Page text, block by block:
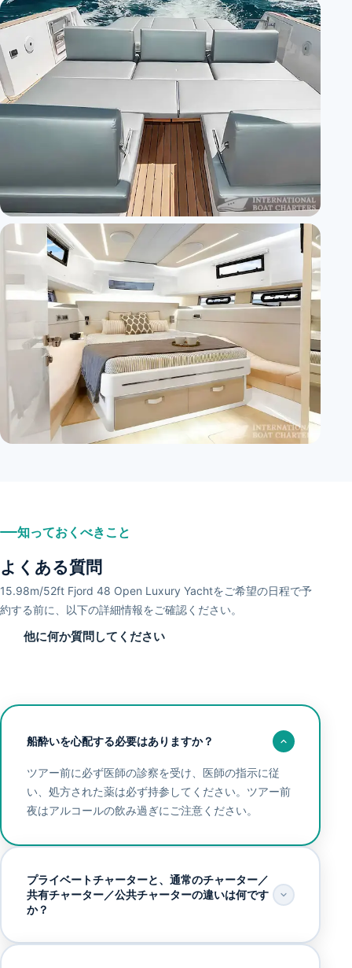
知っておくべきこと
よくある質問
15.98m/52ft Fjord 48 Open Luxury Yachtをご希望の日程で予
約する前に、以下の詳細情報をご確認ください。
他に何か質問してください
船酔いを心配する必要はありますか？
ツアー前に必ず医師の診察を受け、医師の指示に従
い、処方された薬は必ず持参してください。ツアー前
夜はアルコールの飲み過ぎにご注意ください。
プライベートチャーターと、通常のチャーター／
共有チャーター／公共チャーターの違いは何です
か？